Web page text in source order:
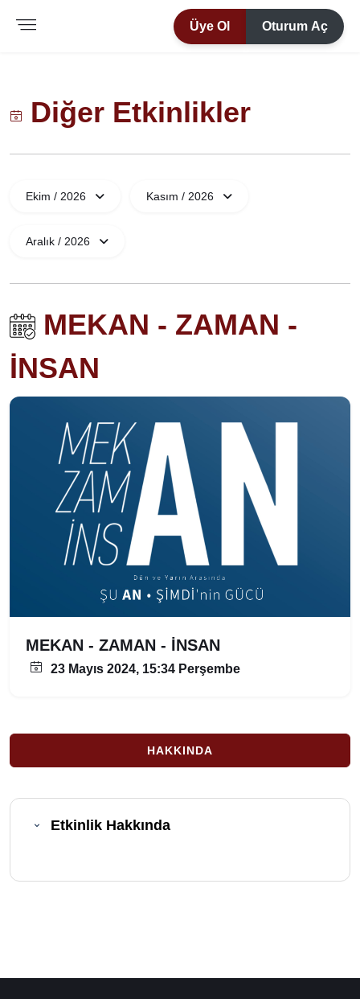
Üye Ol Oturum Aç
Diğer Etkinlikler
Ekim / 2026 Kasım / 2026
Aralık / 2026
MEKAN - ZAMAN -
İNSAN
MEKAN - ZAMAN - İNSAN
23 Mayıs 2024, 15:34 Perşembe
HAKKINDA
Etkinlik Hakkında